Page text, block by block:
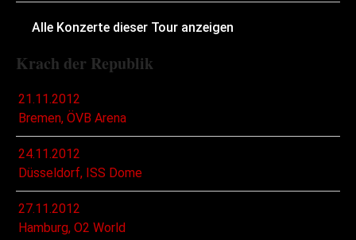
Alle Konzerte dieser Tour anzeigen
Krach der Republik
21.11.2012
Bremen, ÖVB Arena
24.11.2012
Düsseldorf, ISS Dome
27.11.2012
Hamburg, O2 World